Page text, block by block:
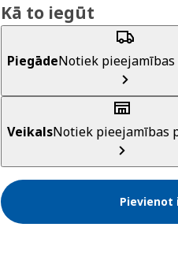
Kā to iegūt
PiegādeNotiek pieejamības
VeikalsNotiek pieejamības
Pievienot